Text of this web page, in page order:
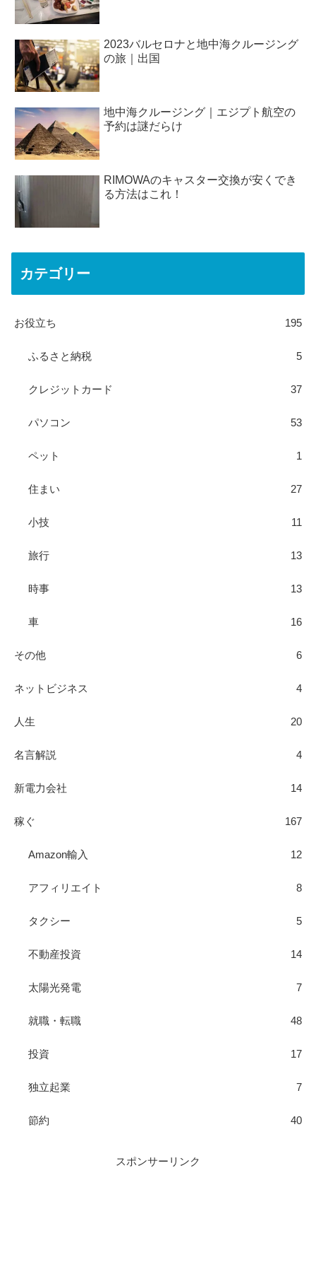
2023バルセロナと地中海クルージング
の旅｜出国
地中海クルージング｜エジプト航空の
予約は謎だらけ
RIMOWAのキャスター交換が安くでき
る方法はこれ！
カテゴリー
お役立ち 195
ふるさと納税 5
クレジットカード 37
パソコン 53
ペット 1
住まい 27
小技 11
旅行 13
時事 13
車 16
その他 6
ネットビジネス 4
人生 20
名言解説 4
新電力会社 14
稼ぐ 167
Amazon輸入 12
アフィリエイト 8
タクシー 5
不動産投資 14
太陽光発電 7
就職・転職 48
投資 17
独立起業 7
節約 40
スポンサーリンク